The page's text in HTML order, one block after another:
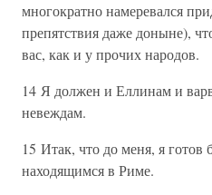
многократно намеревался
препятствия даже доныне),
вас, как и у прочих народов.
14 Я должен и Еллинам и
невеждам.
15 Итак, что до меня, я готов
находящимся в Риме.